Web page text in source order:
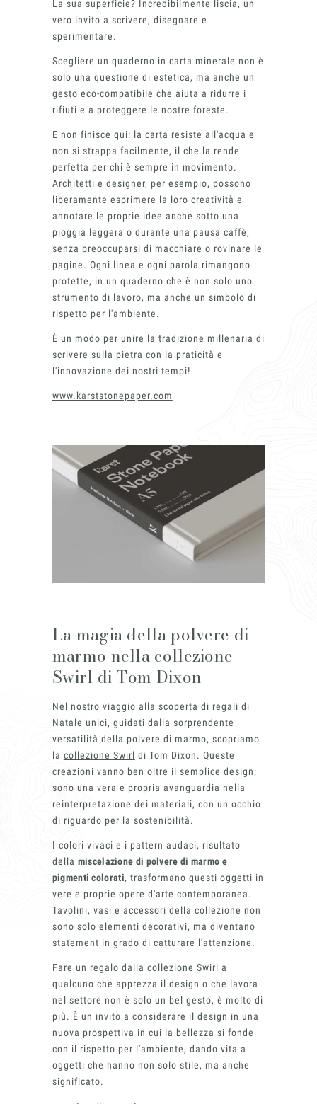
La sua superficie? Incredibilmente liscia, un
vero invito a scrivere, disegnare e
sperimentare.
Scegliere un quaderno in carta minerale non è
solo una questione di estetica, ma anche un
gesto eco-compatibile che aiuta a ridurre i
rifiuti e a proteggere le nostre foreste.
E non finisce qui: la carta resiste all'acqua e
non si strappa facilmente, il che la rende
perfetta per chi è sempre in movimento.
Architetti e designer, per esempio, possono
liberamente esprimere la loro creatività e
annotare le proprie idee anche sotto una
pioggia leggera o durante una pausa caffè,
senza preoccuparsi di macchiare o rovinare le
pagine. Ogni linea e ogni parola rimangono
protette, in un quaderno che è non solo uno
strumento di lavoro, ma anche un simbolo di
rispetto per l'ambiente.
È un modo per unire la tradizione millenaria di
scrivere sulla pietra con la praticità e
l'innovazione dei nostri tempi!
www.karststonepaper.com
La magia della polvere di
marmo nella collezione
Swirl di Tom Dixon
Nel nostro viaggio alla scoperta di regali di
Natale unici, guidati dalla sorprendente
versatilità della polvere di marmo, scopriamo
la collezione Swirl di Tom Dixon. Queste
creazioni vanno ben oltre il semplice design;
sono una vera e propria avanguardia nella
reinterpretazione dei materiali, con un occhio
di riguardo per la sostenibilità.
I colori vivaci e i pattern audaci, risultato
della miscelazione di polvere di marmo e
pigmenti colorati, trasformano questi oggetti in
vere e proprie opere d'arte contemporanea.
Tavolini, vasi e accessori della collezione non
sono solo elementi decorativi, ma diventano
statement in grado di catturare l'attenzione.
Fare un regalo dalla collezione Swirl a
qualcuno che apprezza il design o che lavora
nel settore non è solo un bel gesto, è molto di
più. È un invito a considerare il design in una
nuova prospettiva in cui la bellezza si fonde
con il rispetto per l'ambiente, dando vita a
oggetti che hanno non solo stile, ma anche
significato.
Insieme per grandi progetti
Richiedi l'Architect's kit, il kit di
progettazione realizzato per architetti e
interior designer alla ricerca di pietre